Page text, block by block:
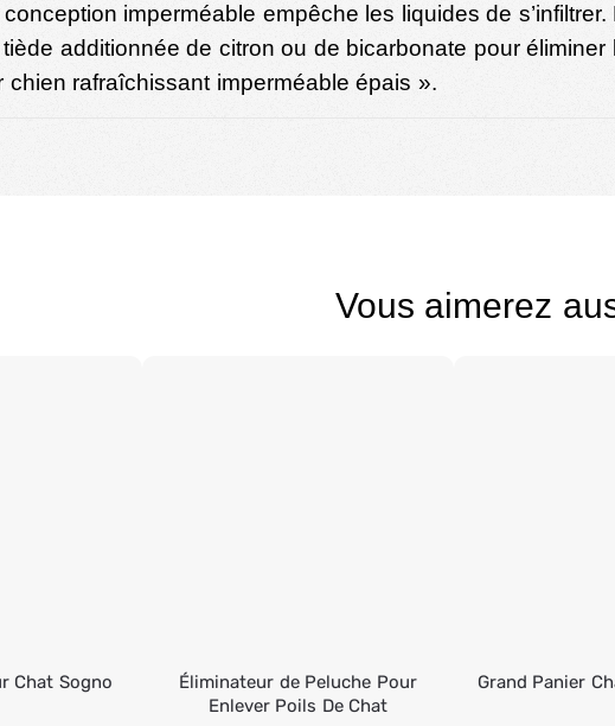
imperméable empêche les liquides de
additionnée de citron ou de bicarbonate pour
chien rafraîchissant imperméable épais ».
Vous aimerez
Chat Sogno
Éliminateur de Peluche Pour
Enlever Poils De Chat
Grand Panier